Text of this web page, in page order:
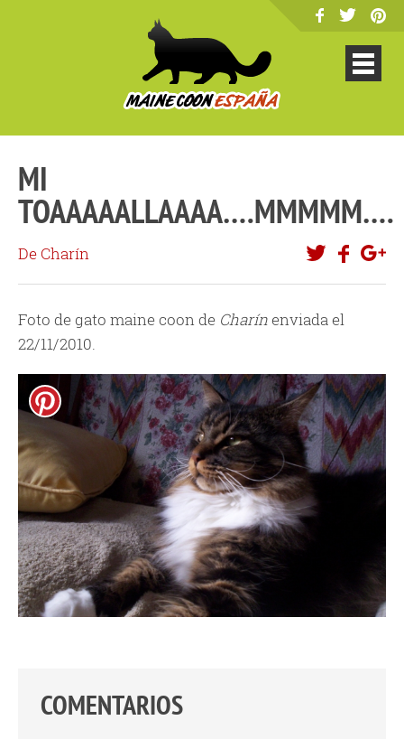
MI
TOAAAAALLAAAA….MMMMM….
De Charín
Foto de gato maine coon de Charínenviada el
22/11/2010.
COMENTARIOS